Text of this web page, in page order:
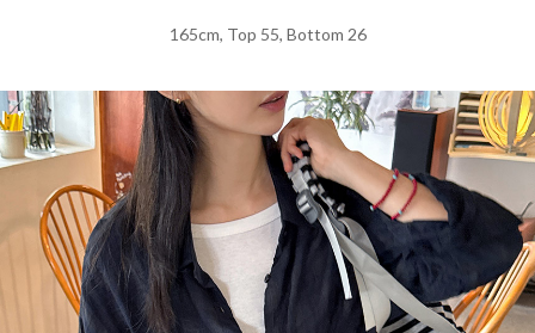
165cm, Top 55, Bottom 26